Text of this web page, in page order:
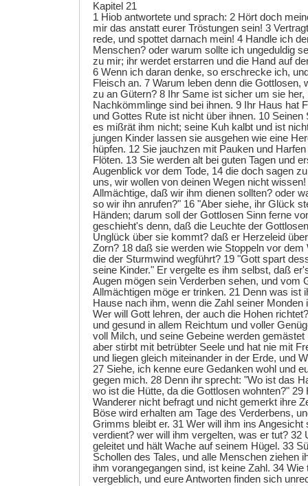
Kapitel 21
1 Hiob antwortete und sprach: 2 Hört doch
mir das anstatt eurer Tröstungen sein! 3
rede, und spottet darnach mein! 4 Handle ich
Menschen? oder warum sollte ich ungeduldig
zu mir; ihr werdet erstarren und die Hand auf
6 Wenn ich daran denke, so erschrecke ich,
Fleisch an. 7 Warum leben denn die Gottlosen,
zu an Gütern? 8 Ihr Same ist sicher um sie her,
Nachkömmlinge sind bei ihnen. 9 Ihr Haus hat
und Gottes Rute ist nicht über ihnen. 10
es mißrät ihm nicht; seine Kuh kalbt und ist
jungen Kinder lassen sie ausgehen wie eine
hüpfen. 12 Sie jauchzen mit Pauken und
Flöten. 13 Sie werden alt bei guten Tagen und
Augenblick vor dem Tode, 14 die doch sagen
uns, wir wollen von deinen Wegen nicht
Allmächtige, daß wir ihm dienen sollten? oder
so wir ihn anrufen?" 16 "Aber siehe, ihr Glück
Händen; darum soll der Gottlosen Sinn ferne
geschieht's denn, daß die Leuchte der
Unglück über sie kommt? daß er Herzeleid
Zorn? 18 daß sie werden wie Stoppeln vor dem
die der Sturmwind wegführt? 19 "Gott spart
seine Kinder." Er vergelte es ihm selbst, daß
Augen mögen sein Verderben sehen, und vom
Allmächtigen möge er trinken. 21 Denn was ist
Hause nach ihm, wenn die Zahl seiner Monden
Wer will Gott lehren, der auch die Hohen
und gesund in allem Reichtum und voller
voll Milch, und seine Gebeine werden
aber stirbt mit betrübter Seele und hat nie mit
und liegen gleich miteinander in der Erde, und
27 Siehe, ich kenne eure Gedanken wohl und
gegen mich. 28 Denn ihr sprecht: "Wo ist das
wo ist die Hütte, da die Gottlosen wohnten?" 29
Wanderer nicht befragt und nicht gemerkt ihre
Böse wird erhalten am Tage des Verderbens,
Grimms bleibt er. 31 Wer will ihm ins Angesicht
verdient? wer will ihm vergelten, was er tut? 32
geleitet und hält Wache auf seinem Hügel. 33
Schollen des Tales, und alle Menschen ziehen
ihm vorangegangen sind, ist keine Zahl. 34
vergeblich, und eure Antworten finden sich